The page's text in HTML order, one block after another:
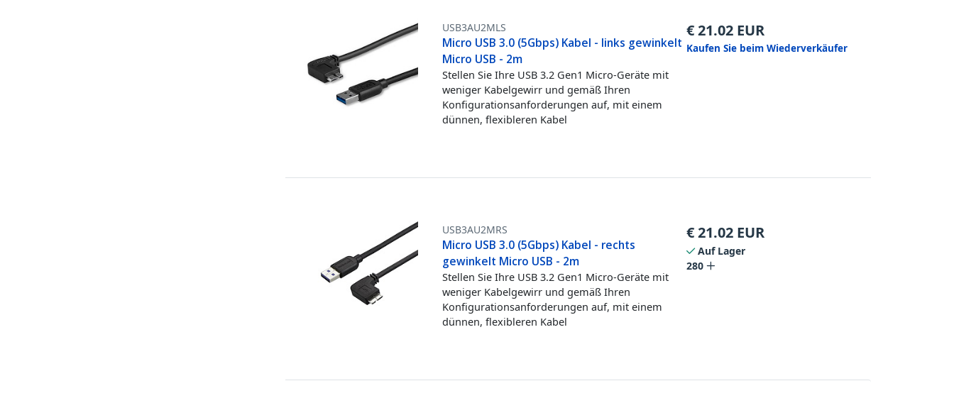
USB3AU2MLS
Micro USB 3.0 (5Gbps) Kabel - links gewinkelt
Micro USB - 2m
Stellen Sie Ihre USB 3.2 Gen1 Micro-Geräte mit
weniger Kabelgewirr und gemäß Ihren
Konfigurationsanforderungen auf, mit einem
dünnen, flexibleren Kabel
€21.02 EUR
Kaufen Sie beim Wiederverkäufer
USB3AU2MRS
Micro USB 3.0 (5Gbps) Kabel - rechts
gewinkelt Micro USB - 2m
Stellen Sie Ihre USB 3.2 Gen1 Micro-Geräte mit
weniger Kabelgewirr und gemäß Ihren
Konfigurationsanforderungen auf, mit einem
dünnen, flexibleren Kabel
€21.02 EUR
Auf Lager
280